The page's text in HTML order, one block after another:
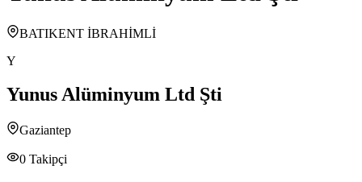
BATIKENT İBRAHİMLİ
Y
Yunus Alüminyum Ltd Şti
Gaziantep
0 Takipçi